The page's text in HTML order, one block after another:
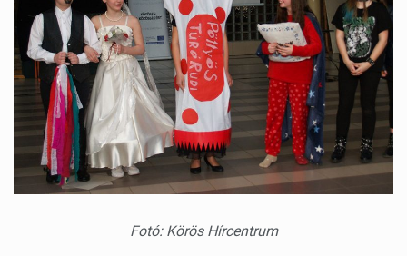
Fotó: Körös Hírcentrum